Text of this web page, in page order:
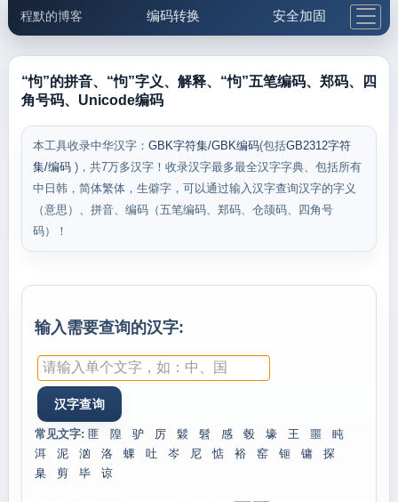
程默的博客 编码转换 安全加固
邮件工具 生活便民 更多工具
“怐”的拼音、“怐”字义、解释、“怐”五笔编码、郑码、四
角号码、Unicode编码
本工具收录中华汉字： GBK字符集/GBK编码(包括GB2312字符
集/编码 )，共7万多汉字！收录汉字最多最全汉字字典、包括所有
中日韩，简体繁体，生僻字，可以通过输入汉字查询汉字的字义
（意思）、拼音、编码（五笔编码、郑码、仓颉码、四角号
码）！
输入需要查询的汉字:
常见文字: 匪 隍 驴 厉 鬏 髫 感 毂 壕 王 噩
盹
洱
泥 汹 洛 蜾 吐 岑 尼 惦 裕 窑 钷 镛
探
臬
剪 毕 谅